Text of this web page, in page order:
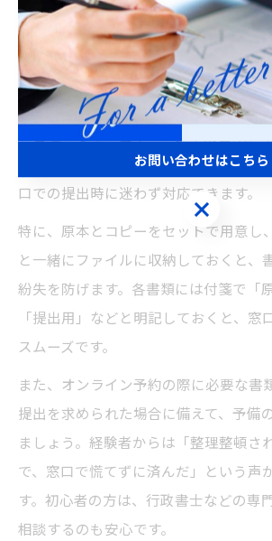
ビザ申請時に用意すべき書類
ビザ申請時に必要な書類を効率よく整
は、まず種類ごとにクリアファイルや
て管理するのが基本です。申請書類、
明写真、補助資料などカテゴリごとに
口での提出時に迷わず対応できます。
特に、原本とコピーをセットで用意し
と一緒にファイルに収納しておくと、
紛失を防げます。各書類には付箋で「
「提出用」などと明記しておくと、窓
スムーズです。
また、オンライン予約の際に必要な書
提出を求められた場合に備えて、予備
ましょう。経験者からは「整理整頓さ
で、窓口で慌てずに済んだ」という声
す。初心者の方は、行政書士などの専
相談するのも安心です。
お問い合わせはこちら
お問い合わせはこちら